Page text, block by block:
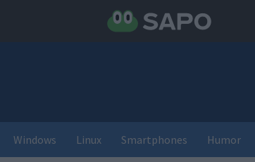
Windows Linux Smartphones Humor